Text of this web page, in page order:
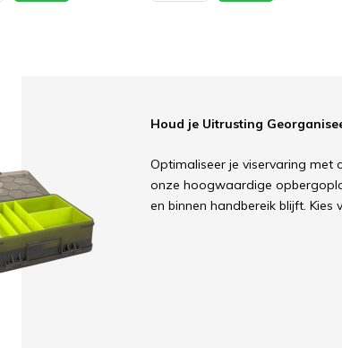
Houd je Uitrusting
Optimaliseer je viservaring met
onze hoogwaardige
en binnen handbereik blijft. Kies